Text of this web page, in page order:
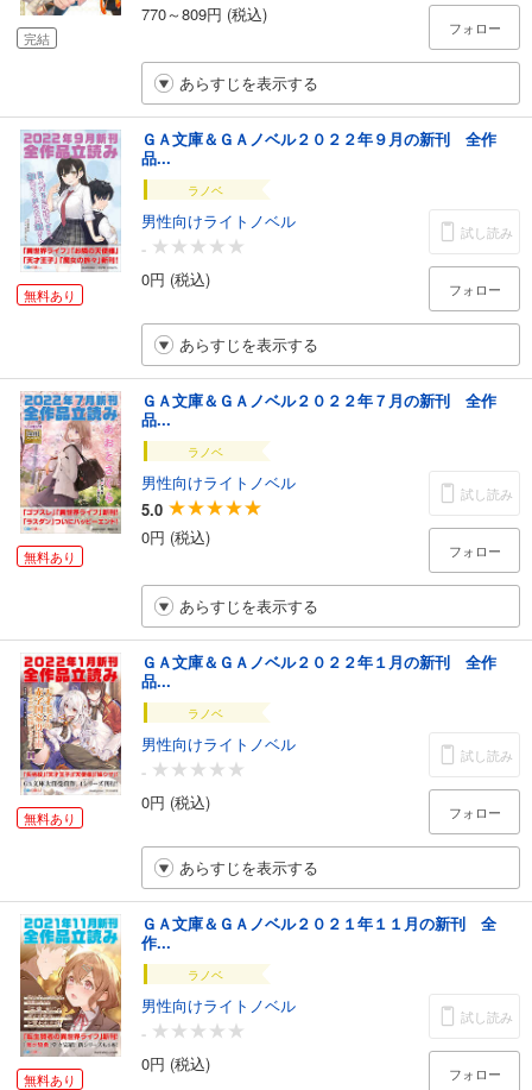
完結
770～809円 (税込)
フォロー
あらすじを表示する
無料あり
ＧＡ文庫＆ＧＡノベル２０２２年９月の新刊 全作
品...
ラノベ
男性向けライトノベル
-
0円 (税込)
試し読み
フォロー
あらすじを表示する
無料あり
ＧＡ文庫＆ＧＡノベル２０２２年７月の新刊 全作
品...
ラノベ
男性向けライトノベル
5.0
0円 (税込)
試し読み
フォロー
あらすじを表示する
無料あり
ＧＡ文庫＆ＧＡノベル２０２２年１月の新刊 全作
品...
ラノベ
男性向けライトノベル
-
0円 (税込)
試し読み
フォロー
あらすじを表示する
無料あり
ＧＡ文庫＆ＧＡノベル２０２１年１１月の新刊 全
作...
ラノベ
男性向けライトノベル
-
0円 (税込)
試し読み
フォロー